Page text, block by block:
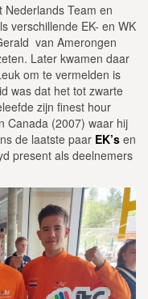
Nederlands Team en
verschillende EK- en WK
van Amerongen
Later kwamen daar
om te vermelden is
was dat het tot zwarte
zijn finest hour
Canada (2007) waar hij
de laatste paar EK’s en
present als deelnemers